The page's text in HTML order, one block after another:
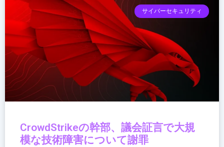
サイバーセキュリティ
CrowdStrikeの幹部、議会証言で大規
模な技術障害について謝罪